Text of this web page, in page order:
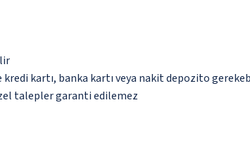
kartı, banka kartı veya nakit depozito
talepler garanti edilemez